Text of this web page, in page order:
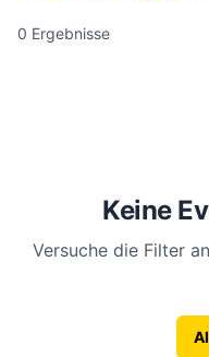
0 Ergebnisse
Keine
Versuche die Filter